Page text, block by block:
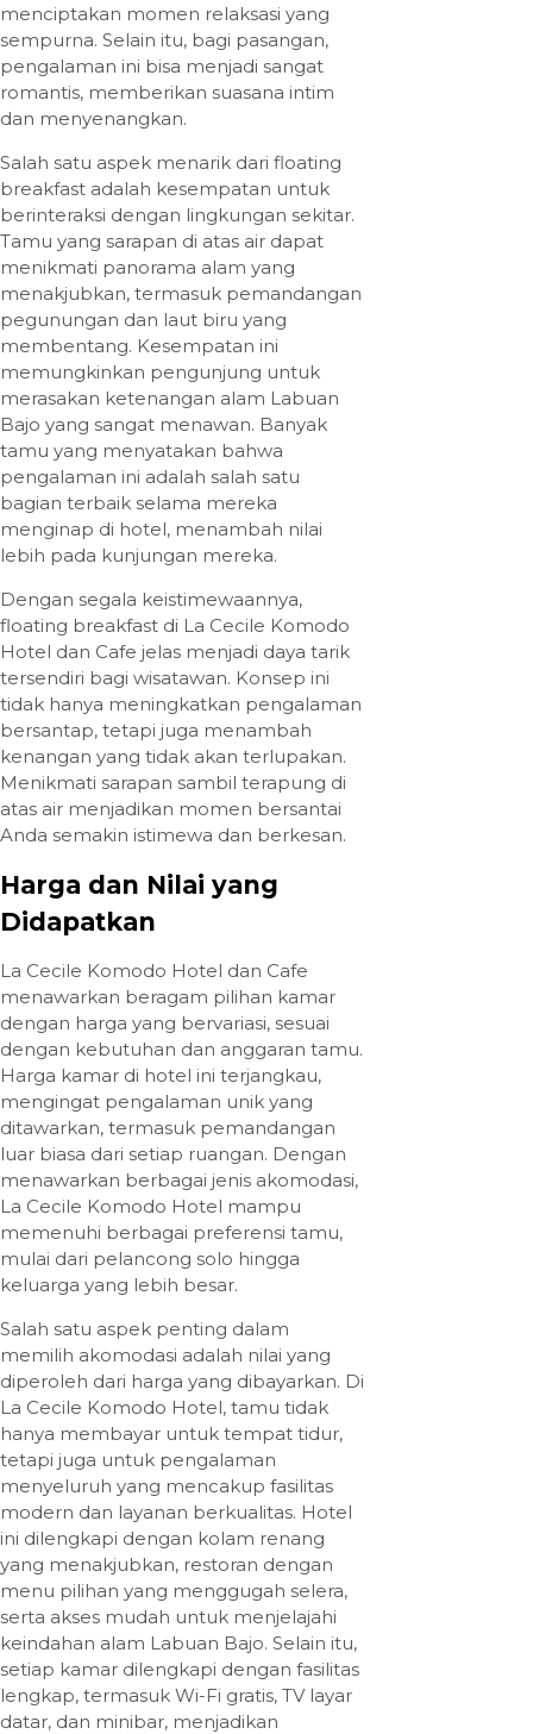
menciptakan momen relaksasi yang
sempurna. Selain itu, bagi pasangan,
pengalaman ini bisa menjadi sangat
romantis, memberikan suasana intim
dan menyenangkan.
Salah satu aspek menarik dari floating
breakfast adalah kesempatan untuk
berinteraksi dengan lingkungan sekitar.
Tamu yang sarapan di atas air dapat
menikmati panorama alam yang
menakjubkan, termasuk pemandangan
pegunungan dan laut biru yang
membentang. Kesempatan ini
memungkinkan pengunjung untuk
merasakan ketenangan alam Labuan
Bajo yang sangat menawan. Banyak
tamu yang menyatakan bahwa
pengalaman ini adalah salah satu
bagian terbaik selama mereka
menginap di hotel, menambah nilai
lebih pada kunjungan mereka.
Dengan segala keistimewaannya,
floating breakfast di La Cecile Komodo
Hotel dan Cafe jelas menjadi daya tarik
tersendiri bagi wisatawan. Konsep ini
tidak hanya meningkatkan pengalaman
bersantap, tetapi juga menambah
kenangan yang tidak akan terlupakan.
Menikmati sarapan sambil terapung di
atas air menjadikan momen bersantai
Anda semakin istimewa dan berkesan.
Harga dan Nilai yang
Didapatkan
La Cecile Komodo Hotel dan Cafe
menawarkan beragam pilihan kamar
dengan harga yang bervariasi, sesuai
dengan kebutuhan dan anggaran tamu.
Harga kamar di hotel ini terjangkau,
mengingat pengalaman unik yang
ditawarkan, termasuk pemandangan
luar biasa dari setiap ruangan. Dengan
menawarkan berbagai jenis akomodasi,
La Cecile Komodo Hotel mampu
memenuhi berbagai preferensi tamu,
mulai dari pelancong solo hingga
keluarga yang lebih besar.
Salah satu aspek penting dalam
memilih akomodasi adalah nilai yang
diperoleh dari harga yang dibayarkan. Di
La Cecile Komodo Hotel, tamu tidak
hanya membayar untuk tempat tidur,
tetapi juga untuk pengalaman
menyeluruh yang mencakup fasilitas
modern dan layanan berkualitas. Hotel
ini dilengkapi dengan kolam renang
yang menakjubkan, restoran dengan
menu pilihan yang menggugah selera,
serta akses mudah untuk menjelajahi
keindahan alam Labuan Bajo. Selain itu,
setiap kamar dilengkapi dengan fasilitas
lengkap, termasuk Wi-Fi gratis, TV layar
datar, dan minibar, menjadikan